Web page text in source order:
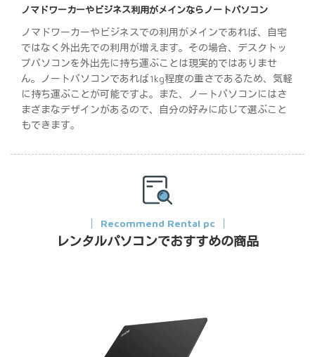
ノマドワーカーやビジネス利用がメインならノートパソコン
ノマドワーカーやビジネスでの利用がメインであれば、自宅
ではなく外出先での利用が増えます。その場合、デスクトッ
プパソコンを外出先に持ち運ぶことは現実的ではありませ
ん。ノートパソコンであれば1kg程度の重さであるため、気軽
に持ち運ぶことが可能ですよ。また、ノートパソコンにはさ
まざまなデザインがあるので、自分の好みに応じて選ぶこと
もできます。
Recommend Rental pc
レンタルパソコンでおすすめの商品